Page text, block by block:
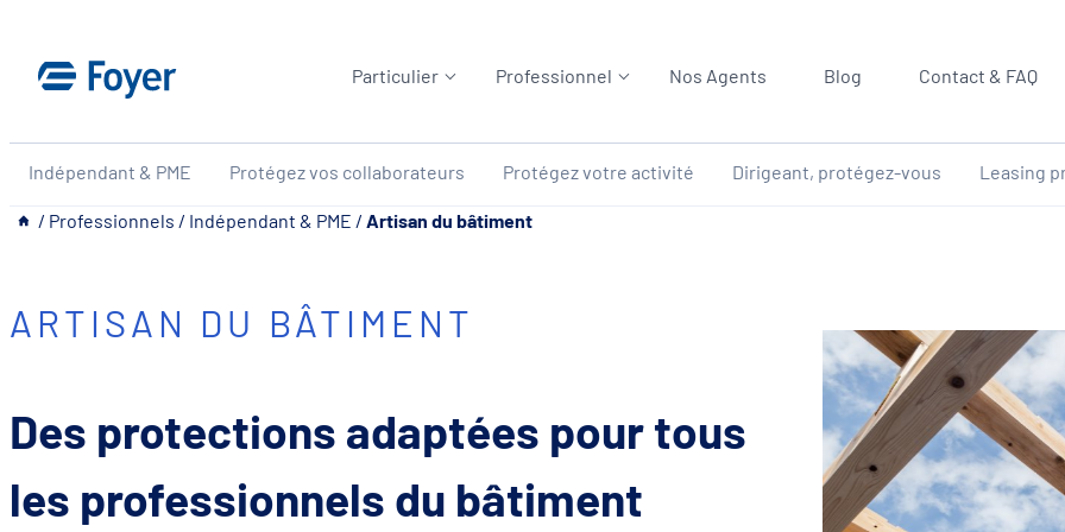
contenu
Particulier Professionnel Nos Agents Blog Contact & FAQ
Indépendant & PME Protégez vos collaborateurs Protégez votre activité Dirigeant, protégez-vous Leasing
__ / Professionnels / Indépendant & PME / Artisan du bâtiment
ARTISAN DU BÂTIMENT
Des protections adaptées pour tous
les professionnels du bâtiment